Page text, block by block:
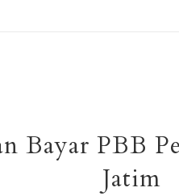
Bayar PBB
Jatim